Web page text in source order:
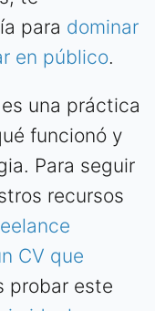
para dominar
en público.
una práctica
funcionó y
Para seguir
recursos
CV que
probar este